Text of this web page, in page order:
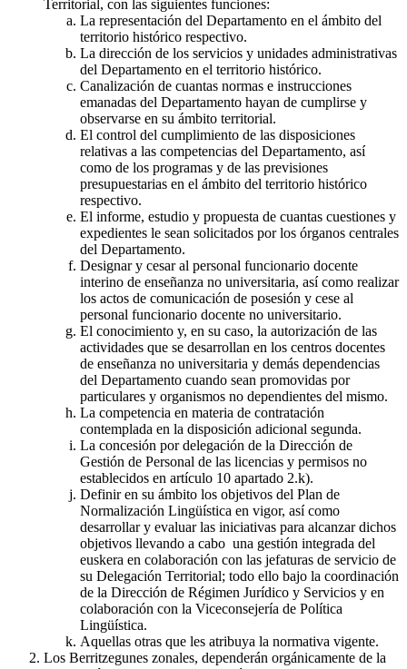
Territorial, con las siguientes funciones:
La representación del Departamento en el ámbito del
territorio histórico respectivo.
La dirección de los servicios y unidades administrativas
del Departamento en el territorio histórico.
Canalización de cuantas normas e instrucciones
emanadas del Departamento hayan de cumplirse y
observarse en su ámbito territorial.
El control del cumplimiento de las disposiciones
relativas a las competencias del Departamento, así
como de los programas y de las previsiones
presupuestarias en el ámbito del territorio histórico
respectivo.
El informe, estudio y propuesta de cuantas cuestiones y
expedientes le sean solicitados por los órganos centrales
del Departamento.
Designar y cesar al personal funcionario docente
interino de enseñanza no universitaria, así como realizar
los actos de comunicación de posesión y cese al
personal funcionario docente no universitario.
El conocimiento y, en su caso, la autorización de las
actividades que se desarrollan en los centros docentes
de enseñanza no universitaria y demás dependencias
del Departamento cuando sean promovidas por
particulares y organismos no dependientes del mismo.
La competencia en materia de contratación
contemplada en la disposición adicional segunda.
La concesión por delegación de la Dirección de
Gestión de Personal de las licencias y permisos no
establecidos en artículo 10 apartado 2.k).
Definir en su ámbito los objetivos del Plan de
Normalización Lingüística en vigor, así como
desarrollar y evaluar las iniciativas para alcanzar dichos
objetivos llevando a cabo una gestión integrada del
euskera en colaboración con las jefaturas de servicio de
su Delegación Territorial; todo ello bajo la coordinación
de la Dirección de Régimen Jurídico y Servicios y en
colaboración con la Viceconsejería de Política
Lingüística.
Aquellas otras que les atribuya la normativa vigente.
Los Berritzegunes zonales, dependerán orgánicamente de la